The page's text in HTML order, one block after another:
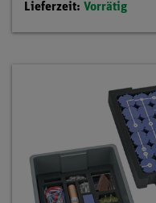
Lieferzeit: Vorrätig